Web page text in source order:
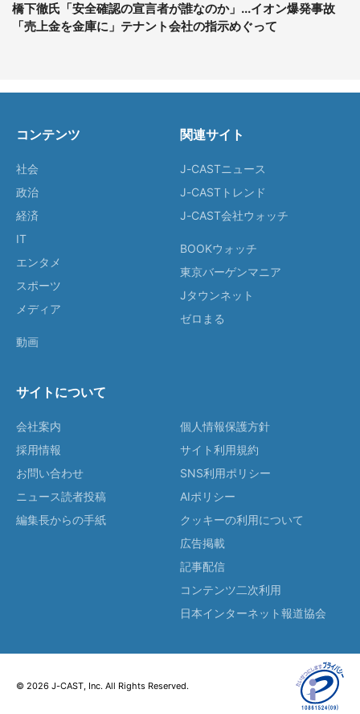
橋下徹氏「安全確認の宣言者が誰なのか」...イオン爆発事故
「売上金を金庫に」テナント会社の指示めぐって
コンテンツ
社会
政治
経済
IT
エンタメ
スポーツ
メディア
動画
関連サイト
J-CASTニュース
J-CASTトレンド
J-CAST会社ウォッチ
BOOKウォッチ
東京バーゲンマニア
Jタウンネット
ゼロまる
サイトについて
会社案内
採用情報
お問い合わせ
ニュース読者投稿
編集長からの手紙
個人情報保護方針
サイト利用規約
SNS利用ポリシー
AIポリシー
クッキーの利用について
広告掲載
記事配信
コンテンツ二次利用
日本インターネット報道協会
© 2026 J-CAST, Inc. All Rights Reserved.